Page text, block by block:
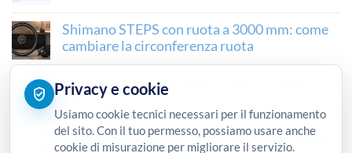
Shimano STEPS con ruota a 3000 mm: come
cambiare la circonferenza ruota
Sbloccare Shimano EP801, EP6 ed EP500 con
eTuning
Interfaccia Shimano SM-PCE02 per eTuning
Privacy e cookie
Usiamo cookie tecnici necessari per il funzionamento
del sito. Con il tuo permesso, possiamo usare anche
cookie di misurazione per migliorare il servizio.